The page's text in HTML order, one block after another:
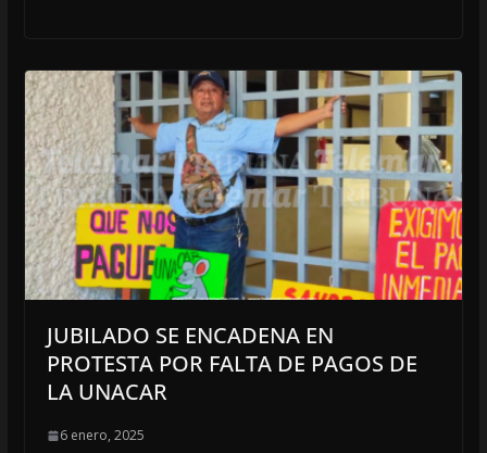
JUBILADO SE ENCADENA EN
PROTESTA POR FALTA DE PAGOS DE
LA UNACAR
6 enero, 2025